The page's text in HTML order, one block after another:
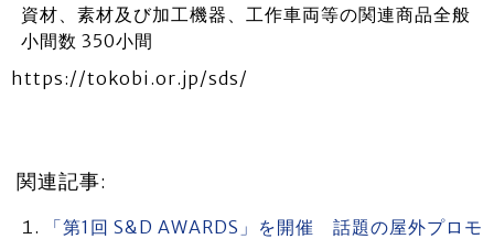
資材、素材及び加工機器、工作車両等の関連商品全般
小間数 350小間
https://tokobi.or.jp/sds/
関連記事:
「第1回 S&D AWARDS」を開催 話題の屋外プロモ